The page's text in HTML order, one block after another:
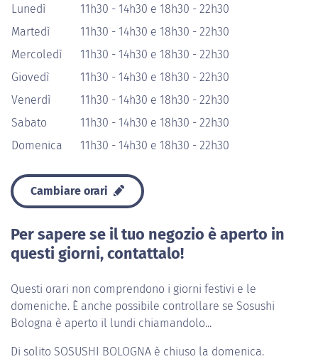
Lunedì
11h30 - 14h30 e 18h30 - 22h30
Martedì
11h30 - 14h30 e 18h30 - 22h30
Mercoledì
11h30 - 14h30 e 18h30 - 22h30
Giovedì
11h30 - 14h30 e 18h30 - 22h30
Venerdì
11h30 - 14h30 e 18h30 - 22h30
Sabato
11h30 - 14h30 e 18h30 - 22h30
Domenica
11h30 - 14h30 e 18h30 - 22h30
Cambiare orari
Per sapere se il tuo negozio è aperto in
questi giorni, contattalo!
Questi orari non comprendono i giorni festivi e le
domeniche. È anche possibile controllare se Sosushi
Bologna è aperto il lundi chiamandolo...
Di solito SOSUSHI BOLOGNA è chiuso la domenica.